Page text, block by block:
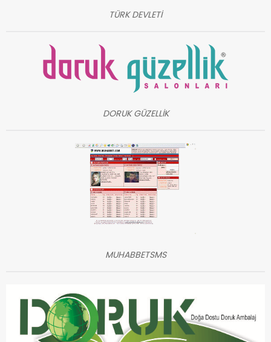
TÜRK DEVLETİ
DORUK GÜZELLİK
MUHABBETSMS